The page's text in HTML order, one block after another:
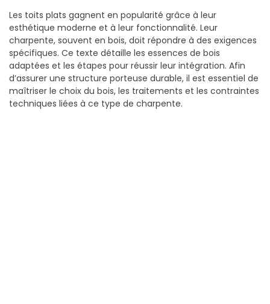
Les toits plats gagnent en popularité grâce à leur
esthétique moderne et à leur fonctionnalité. Leur
charpente, souvent en bois, doit répondre à des exigences
spécifiques. Ce texte détaille les essences de bois
adaptées et les étapes pour réussir leur intégration. Afin
d’assurer une structure porteuse durable, il est essentiel de
maîtriser le choix du bois, les traitements et les contraintes
techniques liées à ce type de charpente.